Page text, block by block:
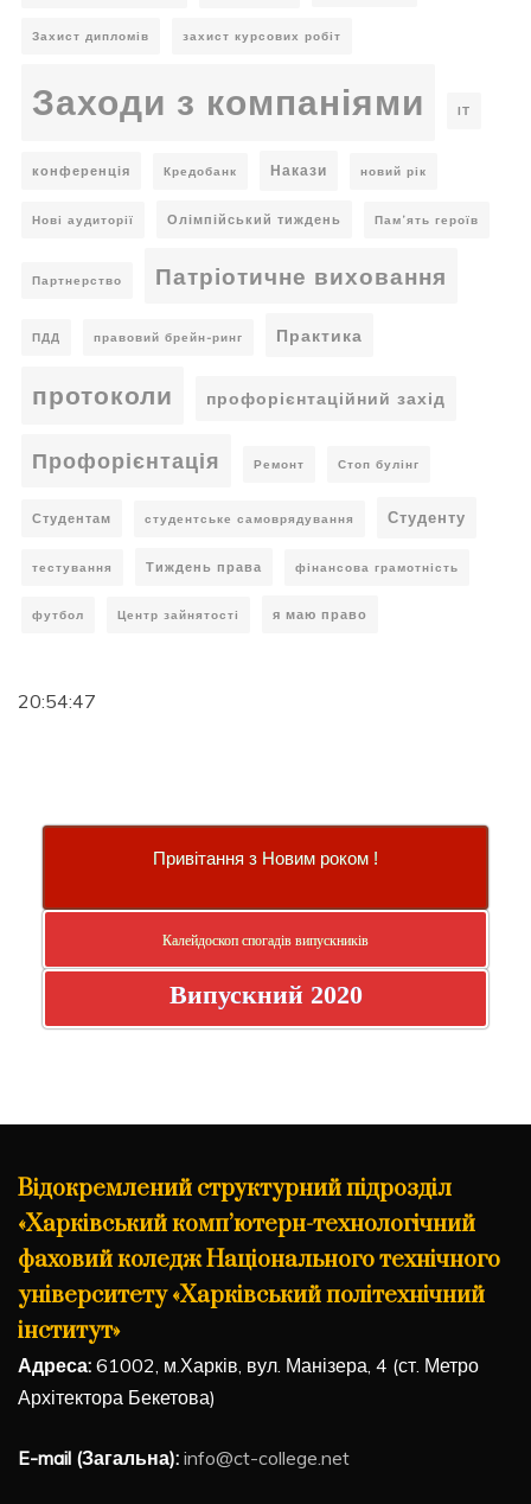
Захист дипломів захист курсових робіт
Заходи з компаніями ІТ
конференція Кредобанк Накази новий рік
Нові аудиторії Олімпійський тиждень Пам’ять героїв
Партнерство Патріотичне виховання
ПДД правовий брейн-ринг Практика
протоколи профорієнтаційний захід
Профорієнтація Ремонт Стоп булінг
Студентам студентське самоврядування Студенту
тестування Тиждень права фінансова грамотність
футбол Центр зайнятості я маю право
20:54:48
Привітання з Новим роком !
Калейдоскоп спогадів випускників
Випускний 2020
Відокремлений структурний підрозділ
«Харківський комп’ютерн-технологічний
фаховий коледж Національного технічного
університету «Харківський політехнічний
інститут»
Адреса: 61002, м.Харків, вул. Манізера, 4 (ст. Метро
Архітектора Бекетова)
E-mail (Загальна): info@ct-college.net